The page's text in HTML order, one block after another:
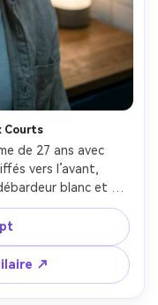
Courts
de 27 ans avec
vers l’avant,
blanc et
de salle de bain
et lumières
gros plan, ambiance
réalistes, focus
froid --ar 4:5
↗